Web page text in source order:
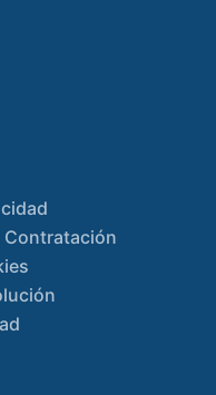
Contratación